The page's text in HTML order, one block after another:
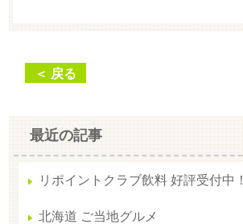
＜ 戻る
最近の記事
リポイントクラブ飲料 好評受付中！
北海道 ご当地グルメ